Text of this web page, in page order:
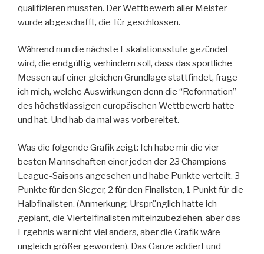
qualifizieren mussten. Der Wettbewerb aller Meister
wurde abgeschafft, die Tür geschlossen.
Während nun die nächste Eskalationsstufe gezündet
wird, die endgültig verhindern soll, dass das sportliche
Messen auf einer gleichen Grundlage stattfindet, frage
ich mich, welche Auswirkungen denn die “Reformation”
des höchstklassigen europäischen Wettbewerb hatte
und hat. Und hab da mal was vorbereitet.
Was die folgende Grafik zeigt: Ich habe mir die vier
besten Mannschaften einer jeden der 23 Champions
League-Saisons angesehen und habe Punkte verteilt. 3
Punkte für den Sieger, 2 für den Finalisten, 1 Punkt für die
Halbfinalisten. (Anmerkung: Ursprünglich hatte ich
geplant, die Viertelfinalisten miteinzubeziehen, aber das
Ergebnis war nicht viel anders, aber die Grafik wäre
ungleich größer geworden). Das Ganze addiert und